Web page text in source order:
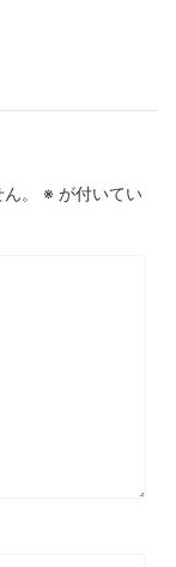
。 ※ が付いてい